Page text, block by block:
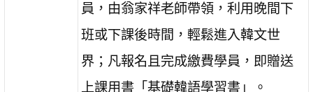
員，由翁家祥老師帶領，利用晚間下
班或下課後時間，輕鬆進入韓文世
界；凡報名且完成繳費學員，即贈送
上課用書「基礎韓語學習書」。